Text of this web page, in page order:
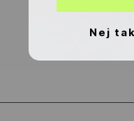
Nej